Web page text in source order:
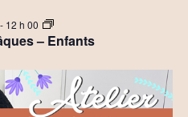
– Enfants
- 12 h 00